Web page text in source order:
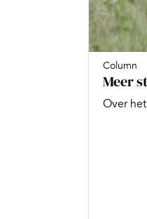
Column
Meer
Over